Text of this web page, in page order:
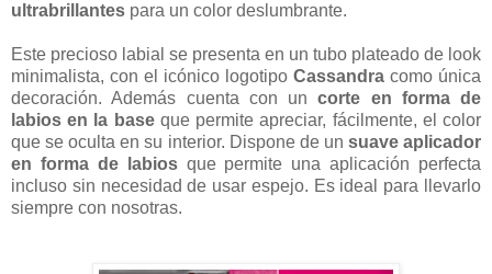
ultrabrillantes para un color deslumbrante.
Este precioso labial se presenta en un tubo plateado de look
minimalista, con el icónico logotipo Cassandra como única
decoración. Además cuenta con uncorte en forma de
labios en la baseque permite apreciar, fácilmente, el color
que se oculta en su interior. Dispone de un suave aplicador
en forma de labiosque permite una aplicación perfecta
incluso sin necesidad de usar espejo. Es ideal para llevarlo
siempre con nosotras.